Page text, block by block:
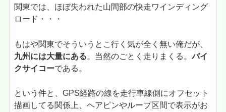
関東では、ほぼ失われた山間部の快走ワインディング
ロード・・・
もはや関東でそういうとこ行く気が全く無い俺だが、
九州には大量にある。当然のごとく走りまくる。バイ
クサイコーである。
という件と、GPS経路の線を走行車線側にオフセット
描画してる関係上、ヘアピンやループ区間で表示がお